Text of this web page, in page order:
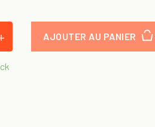
AJOUTER AU PANIER